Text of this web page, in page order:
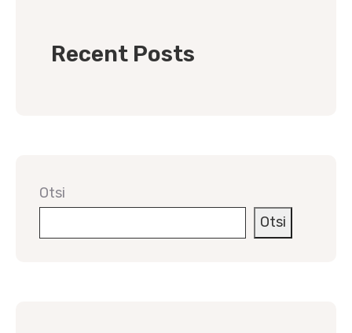
Recent Posts
Otsi
Otsi